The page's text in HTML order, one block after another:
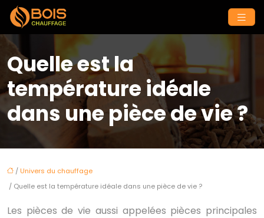
Quelle est la
température idéale
dans une pièce de vie ?
/ Univers du chauffage
/ Quelle est la température idéale dans une pièce de vie ?
Les pièces de vie aussi appelées pièces principales